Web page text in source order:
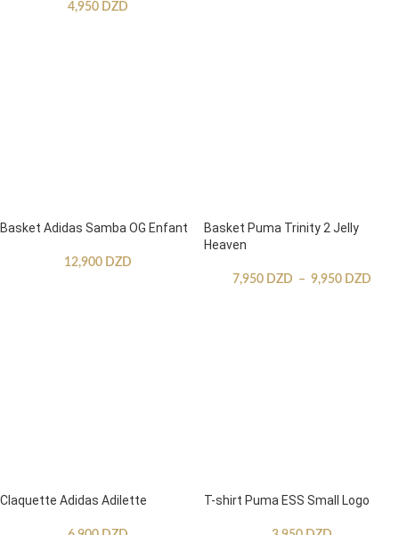
4,950 DZD
Basket Adidas Samba OG Enfant
12,900 DZD
Basket Puma Trinity 2 Jelly
Heaven
7,950 DZD – 9,950 DZD
Claquette Adidas Adilette T-shirt Puma ESS Small Logo